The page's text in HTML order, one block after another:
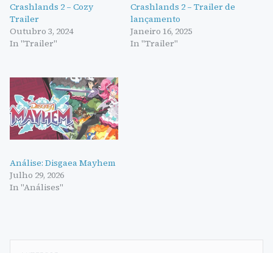
Crashlands 2 – Cozy
Trailer
Outubro 3, 2024
In "Trailer"
Crashlands 2 – Trailer de
lançamento
Janeiro 16, 2025
In "Trailer"
Análise: Disgaea Mayhem
Julho 29, 2026
In "Análises"